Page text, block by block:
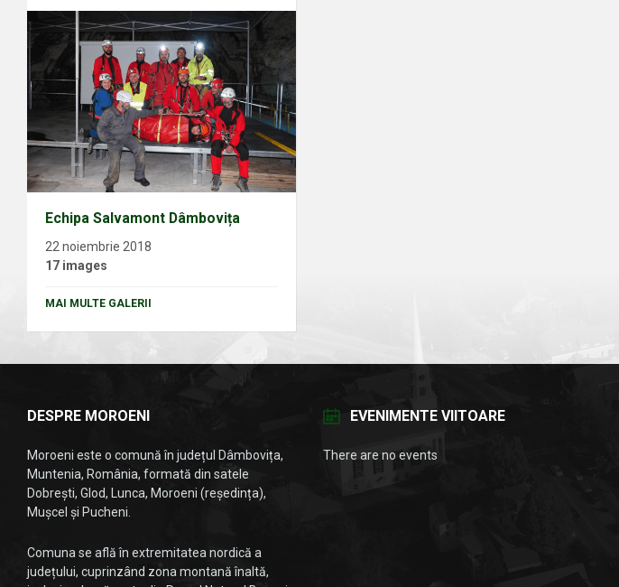
Echipa Salvamont Dâmbovița
22 noiembrie 2018
17 images
MAI MULTE GALERII
DESPRE MOROENI
Moroeni este o comună în județul Dâmbovița,
Muntenia, România, formată din satele
Dobrești, Glod, Lunca, Moroeni (reședința),
Mușcel și Pucheni.
Comuna se află în extremitatea nordică a
județului, cuprinzând zona montană înaltă,
EVENIMENTE VIITOARE
There are no events